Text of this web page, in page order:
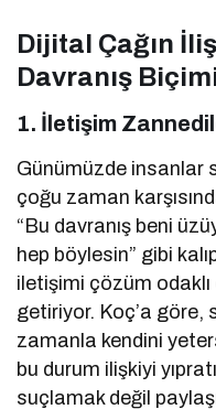
Dijital Çağın
Davranış
1. İletişim
Günümüzde insanlar
çoğu zaman
“Bu davranış beni
hep böylesin” gibi
iletişimi çözüm
getiriyor. Koç’a göre,
zamanla kendini
bu durum ilişkiyi
suçlamak değil